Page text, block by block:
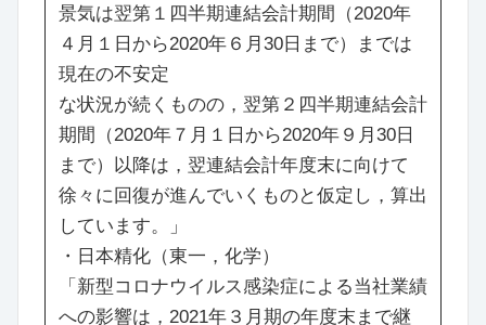
景気は翌第１四半期連結会計期間（2020年
４月１日から2020年６月30日まで）までは
現在の不安定
な状況が続くものの，翌第２四半期連結会計
期間（2020年７月１日から2020年９月30日
まで）以降は，翌連結会計年度末に向けて
徐々に回復が進んでいくものと仮定し，算出
しています。」
・日本精化（東一，化学）
「新型コロナウイルス感染症による当社業績
への影響は，2021年３月期の年度末まで継